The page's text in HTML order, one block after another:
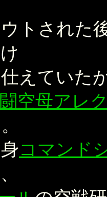
トされた
えていた
空母アレ
コマンド